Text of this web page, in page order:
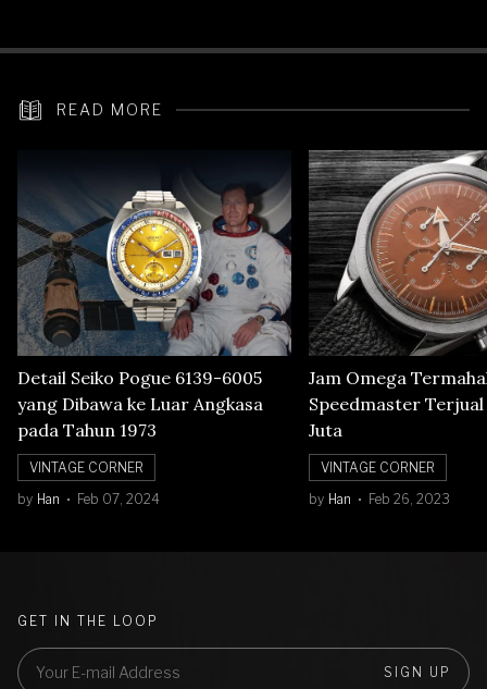
READ MORE
Detail Seiko Pogue 6139-6005
yang Dibawa ke Luar Angkasa
pada Tahun 1973
VINTAGE CORNER
by Han Feb 07, 2024
Jam Omega
Speedmaster Terjual
Juta
VINTAGE CORNER
by Han Feb 26, 2023
GET IN THE LOOP
SIGN UP